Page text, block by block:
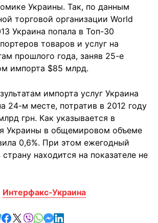
Украины. Так, по данным
торговой организации World
Украина попала в Топ-30
товаров и услуг на
прошлого года, заняв 25-е
импорта $85 млрд.
импорта услуг Украина
24-м месте, потратив в 2012 году
грн. Как указывается в
Украины в общемировом объеме
0,6%. При этом ежегодный
находится на показателе не
Интерфакс-Украина
отправить в Telegram
поделиться в Facebook
поделиться в X
отправить в Viber
отправить в Whatsapp
отправить в Messenger
отправить в LinkedIn